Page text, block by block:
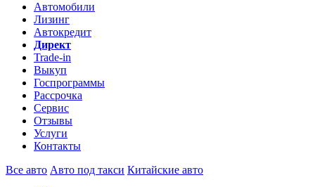
Автомобили
Лизинг
Автокредит
Директ
Trade-in
Выкуп
Госпрограммы
Рассрочка
Сервис
Отзывы
Услуги
Контакты
Все авто Авто под такси Китайские авто